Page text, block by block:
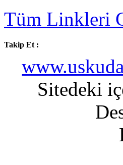
Tüm Linkleri
Takip Et :
Sitedeki